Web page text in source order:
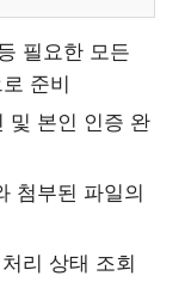
필요한 모든
준비
및 본인 인증 완
첨부된 파일의
리 상태 조회